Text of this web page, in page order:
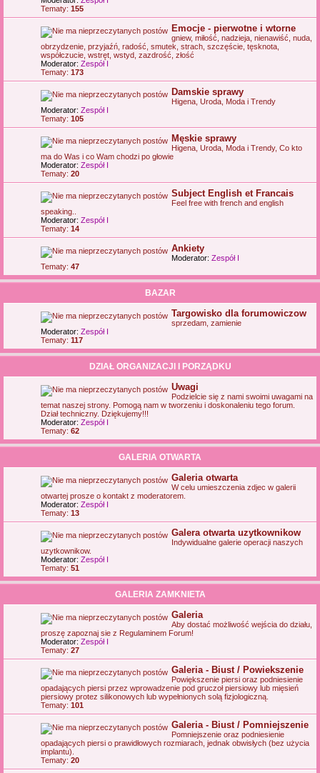
Tematy: 155
Emocje - pierwotne i wtorne
gniew, miłość, nadzieja, nienawiść, nuda,
obrzydzenie, przyjaźń, radość, smutek, strach, szczęście, tęsknota,
współczucie, wstręt, wstyd, zazdrość, złość
Moderator: Zespół I
Tematy: 173
Damskie sprawy
Higena, Uroda, Moda i Trendy
Moderator: Zespół I
Tematy: 105
Męskie sprawy
Higena, Uroda, Moda i Trendy, Co kto
ma do Was i co Wam chodzi po głowie
Moderator: Zespół I
Tematy: 20
Subject English et Francais
Feel free with french and english
speaking..
Moderator: Zespół I
Tematy: 14
Ankiety
Moderator: Zespół I
Tematy: 47
BAZAR
Targowisko dla forumowiczow
sprzedam, zamienie
Moderator: Zespół I
Tematy: 117
DZIAŁ ORGANIZACJI I PORZĄDKU
Uwagi
Podzielcie się z nami swoimi uwagami na
temat naszej strony. Pomogą nam w tworzeniu i doskonaleniu tego forum.
Dział techniczny. Dziękujemy!!!
Moderator: Zespół I
Tematy: 62
GALERIA OTWARTA
Galeria otwarta
W celu umieszczenia zdjec w galerii
otwartej prosze o kontakt z moderatorem.
Moderator: Zespół I
Tematy: 13
Galera otwarta uzytkownikow
Indywidualne galerie operacji naszych
uzytkownikow.
Moderator: Zespół I
Tematy: 51
GALERIA ZAMKNIETA
Galeria
Aby dostać możliwość wejścia do działu,
proszę zapoznaj sie z Regulaminem Forum!
Moderator: Zespół I
Tematy: 27
Galeria - Biust / Powiekszenie
Powiększenie piersi oraz podniesienie
opadających piersi przez wprowadzenie pod gruczoł piersiowy lub mięsień
piersiowy protez silikonowych lub wypełnionych solą fizjologiczną.
Tematy: 101
Galeria - Biust / Pomniejszenie
Pomniejszenie oraz podniesienie
opadających piersi o prawidłowych rozmiarach, jednak obwisłych (bez użycia
implantu).
Tematy: 20